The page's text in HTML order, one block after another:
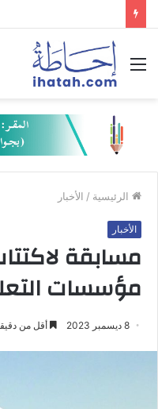
القائمة
الرئيسية / الأخبار
الأخبار
مؤسسات
8 ديسمبر 2023 أقل من